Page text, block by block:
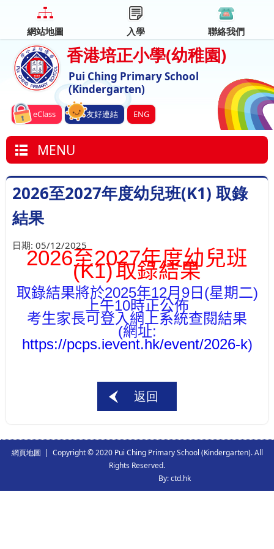
香港培正小學(幼稚園)
Pui Ching Primary School
(Kindergarten)
eClass 友好連結 ENG
網站地圖 入學 聯絡我們
MENU
2026至2027年度幼兒班(K1) 取錄
結果
日期: 05/12/2025
2026至2027年度幼兒班
(K1)取錄結果
取錄結果將於2025年12月 9日 (星期二)
上午10時正公佈
考生家長可登入網上系統查閱結果
(網址:
https://pcps.ievent.hk/event/2026-k)
返回
網頁地圖 | Copyright © 2020 Pui Ching Primary School (Kindergarten). All
Rights Reserved.
By: ctd.hk